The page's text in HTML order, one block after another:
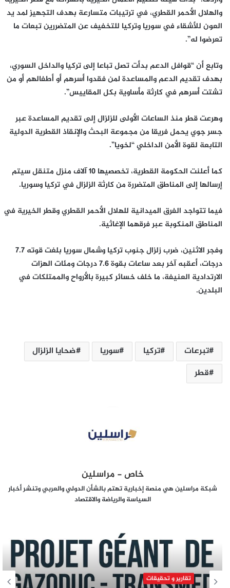
والهلال الأحمر القطري، في ترتيبات متسارعة بهدف التجهيز لمد يد
العون للأشقاء في سوريا وتركيا للتخفيف عن المتضررين تبعات ما
تعرضوا له”.
وتابع أن “قوافل الدعم بدأت تصل تباعا إلى تركيا والداخل السوري،
بهدف تقديم الدعم والمساعدة لمن فقدوا أسرهم أو أطفالهم أو من
تشتت أسرهم في كارثة مأساوية بكل المقاييس”.
وهرعت قطر منذ الساعات الأولى للزلزال إلى تقديم المساعدة عبر
جسر جوي يحمل فريقا من مجموعة البحث والإنقاذ القطرية الدولية
التابعة لقوة الأمن الداخلي “لخويا”.
كما أعلنت الحكومة القطرية، تخصصيها 10 آلاف منزل متنقل سيتم
إرسالها إلى المناطق المتضررة من كارثة الزلزال في تركيا وسوريا.
فيما تتواجد الفرق الميدانية للهلال الأحمر القطري وقطر الخيرية في
المناطق المنكوبة عبر فرقهما الإغاثية.
وفجر الاثنين، ضرب زلزال جنوب تركيا وشمال سوريا بلغت قوته 7.7
درجات، أعقبه آخر بعد ساعات بقوة 7.6 درجات ومئات الهزات
الارتدادية العنيفة، ما خلف خسائر كبيرة بالأرواح والممتلكات في
البلدين.
تبرعات تركيا سوريا
ضحايا الزلزال
قطر
خاص - مراسلين
شبكة مراسلين هي منصة إخبارية تهتم بالشأن الدولي والعربي وتنشر أخبار
السياسة والرياضة والاقتصاد
تقارير و تحقيقات